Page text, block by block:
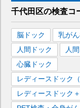
千代田区の検査コ
脳ドック 乳が
人間ドック
人
心臓ドック
レディースドック
レディースドック